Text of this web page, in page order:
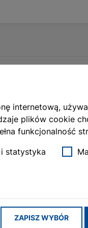
internetową,
plików cookie
funkcjonalność
statystyka
ZAPISZ WYBÓR
Radiowy